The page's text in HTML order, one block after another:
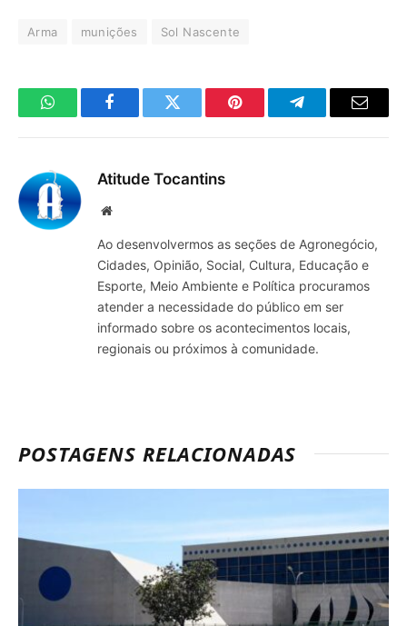
Arma munições Sol Nascente
WhatsAppFacebookTwitter Pinterest TelegramaE-
Atitude Tocantins
Site
Ao desenvolvermos as seções de Agronegócio,
Cidades, Opinião, Social, Cultura, Educação e
Esporte, Meio Ambiente e Política procuramos
atender a necessidade do público em ser
informado sobre os acontecimentos locais,
regionais ou próximos à comunidade.
POSTAGENS RELACIONADAS